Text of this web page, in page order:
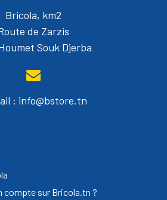
Bricola, km2
de Zarzis
Souk Djerba
: info@bstore.tn
compte sur Bricola.tn ?